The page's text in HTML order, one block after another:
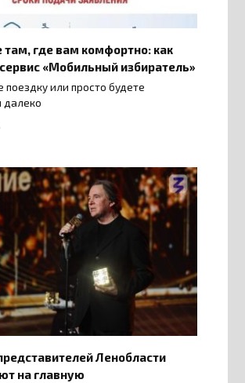
там, где вам комфортно: как
«Мобильный избиратель»
поездку или просто будете
далеко
Ленобласти
на главную